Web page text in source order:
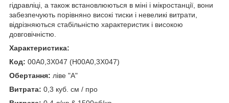
гідравліці, а також встановлюються в міні і мікростанції, вони
забезпечують порівняно високі тиски і невеликі витрати,
відрізняються стабільністю характеристик і високою
довговічністю.
Характеристика:
Код: 00A0,3X047 (H00A0,3X047)
Обертання: ліве "А"
Витрата: 0,3 куб. см / про